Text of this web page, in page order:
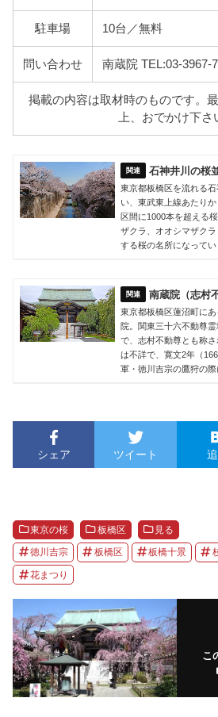
駐車場 10台／無料
問い合わせ 南蔵院 TEL:03-3967-
掲載の内容は取材時のものです。
上、おでかけ下さ
石神井川の桜
東京都板橋区を流れる
い、東武東上線あたり
区間に1000本を超える
ザクラ、オオシマザク
する桜の名所になって
南蔵院（志村
東京都板橋区蓮沼町に
院。関東三十六不動尊
で、志村不動尊とも称
は不詳で、寛文2年（
軍・徳川吉宗の鷹狩の
シェア ツイート
東京の桜 板橋区 見る
徳川吉宗 板橋区 板橋十景
花まつり
こ